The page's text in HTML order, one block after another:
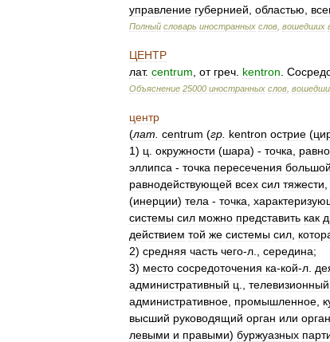
управление губернией областью
Полный словарь иностранных слов вошедших
ЦЕНТР
лат. centrum от греч kentron
Объяснение 25000 иностранных слов
центр
(лат centrum (гр kentron острие (
1) ц окружности (шара) - точка
эллипса - точка пересечения большой
равнодействующей всех сил тяжести
(инерции) тела - точка
системы сил можно представить как
действием той же системы сил
2) средняя часть чего-л середина;
3) место сосредоточения ка-кой-л
административный ц телевизионный
административное промышленное
высший руководящий орган или
левыми и правыми) буржуазных